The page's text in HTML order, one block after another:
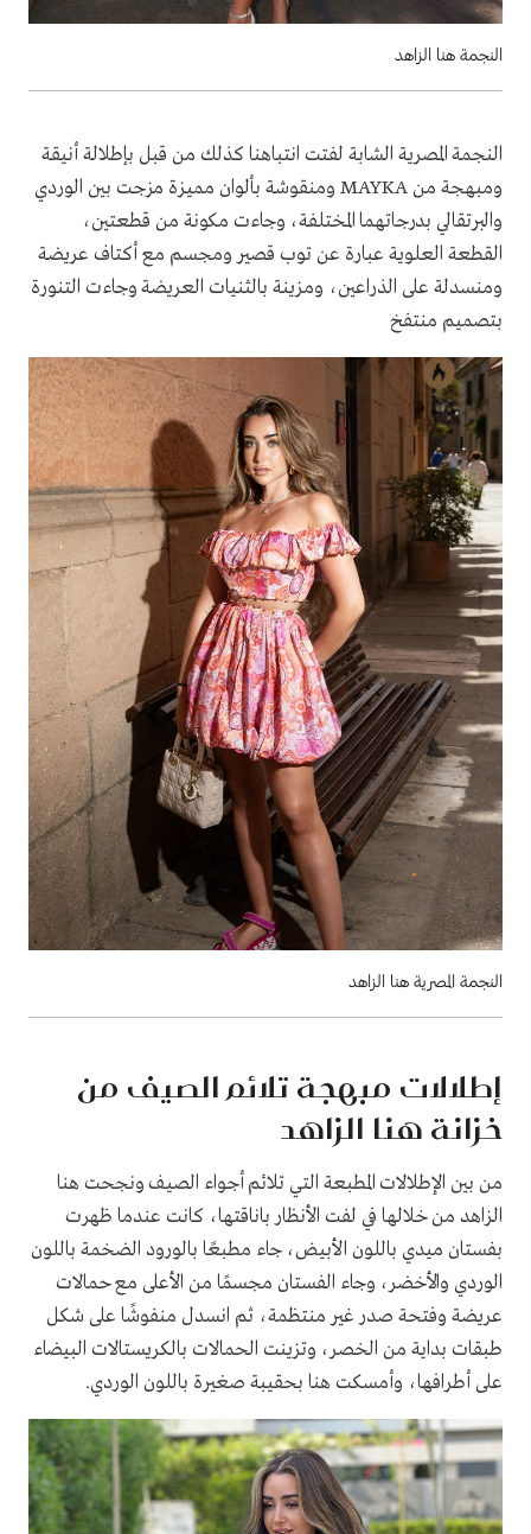
النجمة هنا الزاهد
النجمة المصرية الشابة لفتت انتباهنا كذلك من قبل بإطلالة أنيقة
ومبهجة من MAYKA ومنقوشة بألوان مميزة مزجت بين الوردي
والبرتقالي بدرجاتهما المختلفة، وجاءت مكونة من قطعتين،
القطعة العلوية عبارة عن توب قصير ومجسم مع أكتاف عريضة
ومنسدلة على الذراعين، ومزينة بالثنيات العريضة وجاءت التنورة
بتصميم منتفخ
النجمة المصرية هنا الزاهد
إطلالات مبهجة تلائم الصيف من
خزانة هنا الزاهد
من بين الإطلالات المطبعة التي تلائم أجواء الصيف ونجحت هنا
الزاهد من خلالها في لفت الأنظار باناقتها، كانت عندما ظهرت
بفستان ميدي باللون الأبيض، جاء مطبعًا بالورود الضخمة باللون
الوردي والأخضر، وجاء الفستان مجسمًا من الأعلى مع حمالات
عريضة وفتحة صدر غير منتظمة، ثم انسدل منفوشًا على شكل
طبقات بداية من الخصر، وتزينت الحمالات بالكريستالات البيضاء
على أطرافها، وأمسكت هنا بحقيبة صغيرة باللون الوردي.